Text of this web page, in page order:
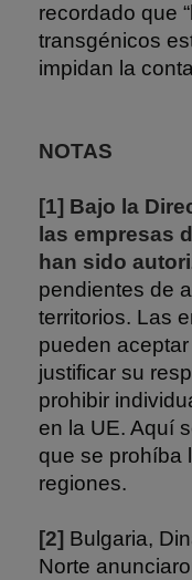
recordado que
transgénicos
impidan la
NOTAS
[1] Bajo la
las empresas
han sido
pendientes de
territorios. Las
pueden
justificar su
prohibir
en la UE. Aquí
que se prohíba
regiones.
[2] Bulgaria,
Norte